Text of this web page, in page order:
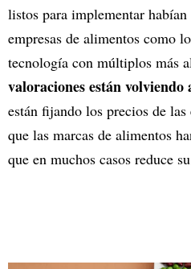
listos para implementar
empresas de alimentos como
tecnología con múltiplos más
valoraciones están
están fijando los precios de
que las marcas de alimentos
que en muchos casos reduce